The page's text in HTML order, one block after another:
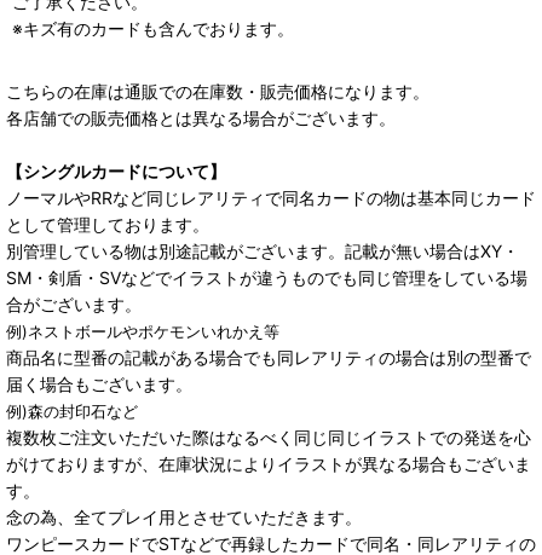
※キズ有のカードも含んでおります。
こちらの在庫は通販での在庫数・販売価格になります。
各店舗での販売価格とは異なる場合がございます。
【シングルカードについて】
ノーマルやRRなど同じレアリティで同名カードの物は基本同じカード
として管理しております。
別管理している物は別途記載がございます。記載が無い場合はXY・
SM・剣盾・SVなどでイラストが違うものでも同じ管理をしている場
合がございます。
例)ネストボールやポケモンいれかえ等
商品名に型番の記載がある場合でも同レアリティの場合は別の型番で
届く場合もございます。
例)森の封印石など
複数枚ご注文いただいた際はなるべく同じ同じイラストでの発送を心
がけておりますが、在庫状況によりイラストが異なる場合もございま
す。
念の為、全てプレイ用とさせていただきます。
ワンピースカードでSTなどで再録したカードで同名・同レアリティの